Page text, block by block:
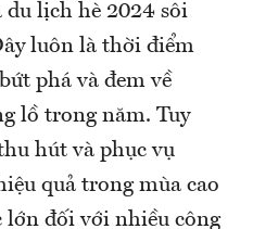
lịch hè 2024 sôi
luôn là thời điểm
phá và đem về
lồ trong năm. Tuy
hút và phục vụ
quả trong mùa cao
lớn đối với nhiều công